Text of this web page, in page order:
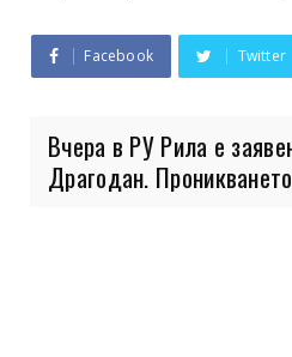
Facebook Twitter
Вчера в РУ Рила е
Драгодан.